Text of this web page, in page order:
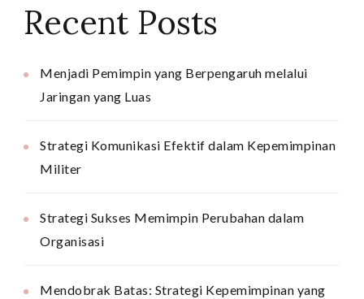
Recent Posts
Menjadi Pemimpin yang Berpengaruh melalui
Jaringan yang Luas
Strategi Komunikasi Efektif dalam Kepemimpinan
Militer
Strategi Sukses Memimpin Perubahan dalam
Organisasi
Mendobrak Batas: Strategi Kepemimpinan yang